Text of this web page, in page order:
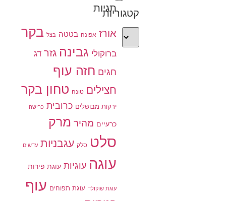
קטגוריות
תגיות
אורז אפונה בטטה בצל בקר
ברוקולי גבינה גזר דג
חגים חזה עוף
חצילים טונה טחון בקר
ירקות מבושלים כרובית כרישה
כרעיים מהיר מרק
סלט סלק עגבניות עדשים
עוגה עוגיות עוגת פירות
עוגת שוקולד עוגת תפוחים עוף